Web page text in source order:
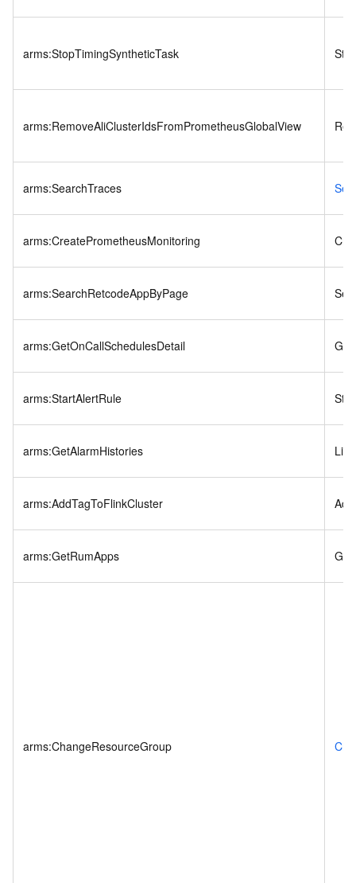
arms:StopTimingSyntheticTask
arms:RemoveAliClusterIdsFromPrometheusGlobalView
arms:SearchTraces
arms:CreatePrometheusMonitoring
arms:SearchRetcodeAppByPage
arms:GetOnCallSchedulesDetail
arms:StartAlertRule
arms:GetAlarmHistories
arms:AddTagToFlinkCluster
arms:GetRumApps
arms:ChangeResourceGroup